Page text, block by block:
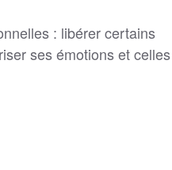
: libérer certains
ses émotions et celles